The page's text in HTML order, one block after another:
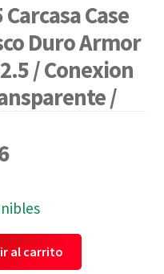
Case
Duro Armor
/ Conexion
/
al carrito